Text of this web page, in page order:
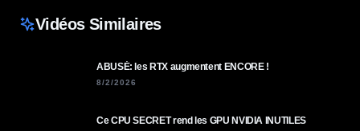
Vidéos Similaires
ABUSÉ: les RTX augmentent ENCORE !
8/2/2026
Ce CPU SECRET rend les GPU NVIDIA INUTILES